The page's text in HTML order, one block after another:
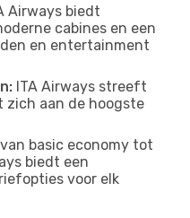
Airways biedt
cabines en een
en entertainment
ITA Airways streeft
zich aan de hoogste
van basic economy tot
biedt een
voor elk